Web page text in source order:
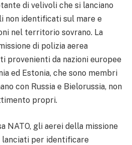
di velivoli che si lanciano
non identificati sul mare e
nel territorio sovrano. La
di polizia aerea
provenienti da nazioni europee
ed Estonia, che sono membri
con Russia e Bielorussia, non
propri.
NATO, gli aerei della missione
lanciati per identificare